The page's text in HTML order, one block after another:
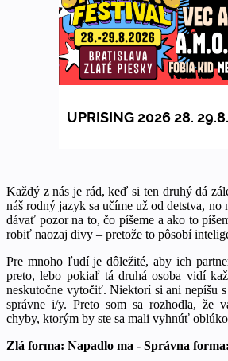
Každý z nás je rád, keď si ten druhý dá
náš rodný jazyk sa učíme už od detstva, no
dávať pozor na to, čo píšeme a ako to
robiť naozaj divy – pretože to pôsobí
Pre mnoho ľudí je dôležité, aby ich
preto, lebo pokiaľ tá druhá osoba vidí
neskutočne vytočiť. Niektorí si ani nepíšu
správne i/y. Preto som sa rozhodla, že
chyby, ktorým by ste sa mali vyhnúť
Zlá forma: Napadlo ma - Správna